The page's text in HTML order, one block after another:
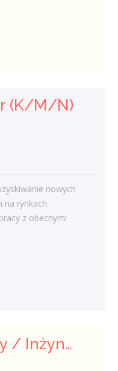
(K/M/N)
nowych
na rynkach
z obecnymi
Inżynier strzałowy / Inżynierka strzałowa